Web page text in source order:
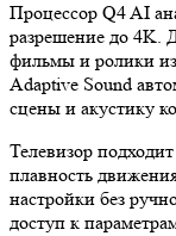
Процессор Q4 AI
разрешение до 4K.
фильмы и ролики из
Adaptive Sound
сцены и акустику
Телевизор
плавность
настройки без
доступ к